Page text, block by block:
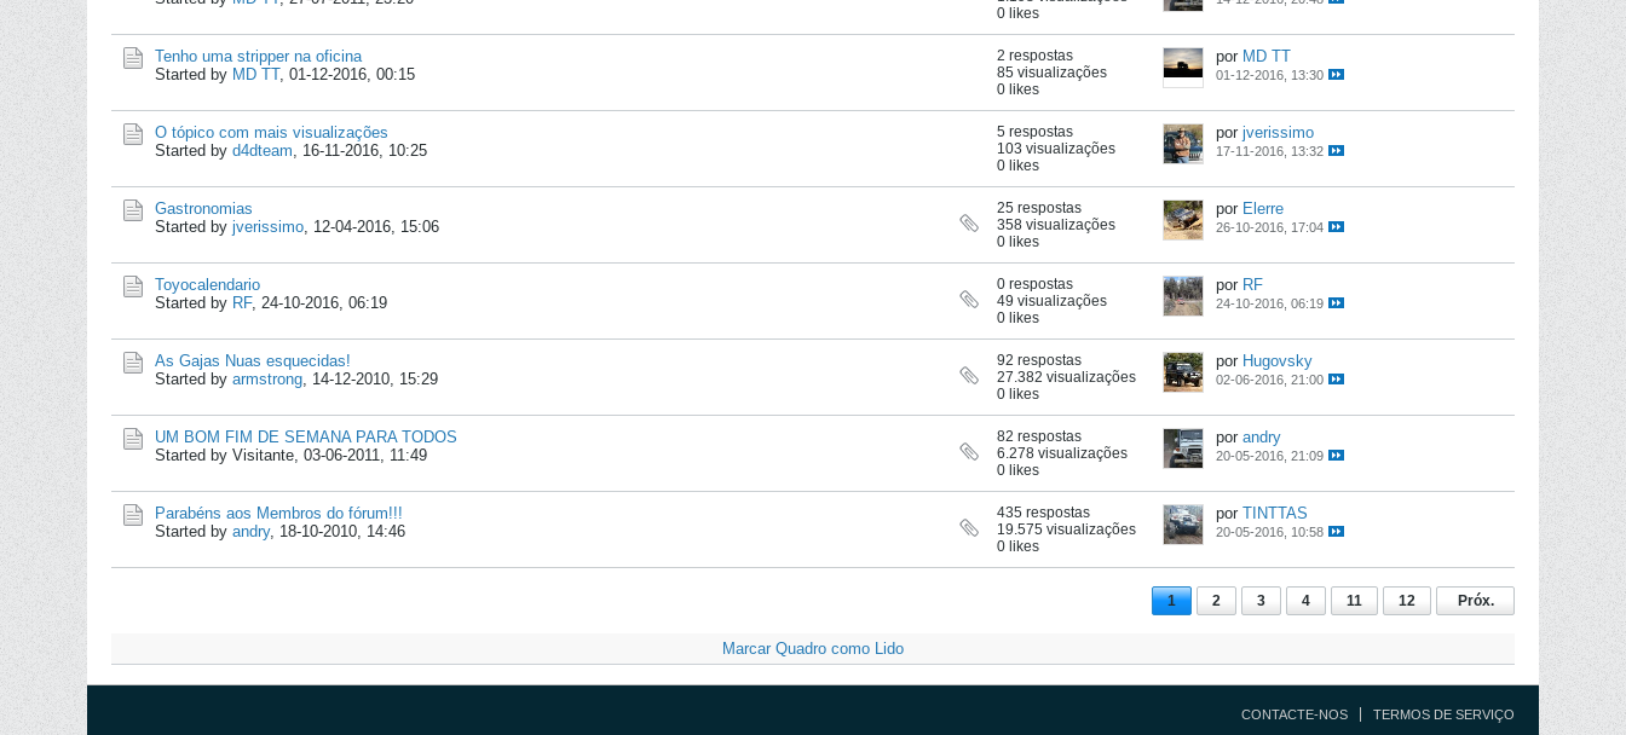
0 likes
Tenho uma stripper na oficina
Started by MD TT, 01-12-2016, 00:15
2 respostas
85 visualizações
0 likes
por MD TT
01-12-2016, 13:30
O tópico com mais visualizações
Started by d4dteam, 16-11-2016, 10:25
5 respostas
103 visualizações
0 likes
por jverissimo
17-11-2016, 13:32
Gastronomias
Started by jverissimo, 12-04-2016, 15:06
25 respostas
358 visualizações
0 likes
por Elerre
26-10-2016, 17:04
Toyocalendario
Started by RF, 24-10-2016, 06:19
0 respostas
49 visualizações
0 likes
por RF
24-10-2016, 06:19
As Gajas Nuas esquecidas!
Started by armstrong, 14-12-2010, 15:29
92 respostas
27.382 visualizações
0 likes
por Hugovsky
02-06-2016, 21:00
UM BOM FIM DE SEMANA PARA TODOS
Started by Visitante, 03-06-2011, 11:49
82 respostas
6.278 visualizações
0 likes
por andry
20-05-2016, 21:09
Parabéns aos Membros do fórum!!!
Started by andry, 18-10-2010, 14:46
435 respostas
19.575 visualizações
0 likes
por TINTTAS
20-05-2016, 10:58
1 2 3 4 11 12 Próx.
Marcar Quadro como Lido
CONTACTE-NOS TERMOS DE SERVIÇO